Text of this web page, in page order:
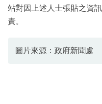
站對因上述人士張貼之資
責。
圖片來源：政府新聞處